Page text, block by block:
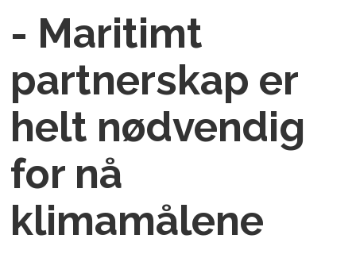
- Maritimt
partnerskap er
helt nødvendig
for nå
klimamålene